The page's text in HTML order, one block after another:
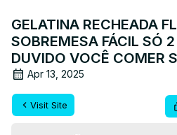
GELATINA RECHEADA
SOBREMESA FÁCIL SÓ
DUVIDO VOCÊ COMER
Apr 13, 2025
Visit Site